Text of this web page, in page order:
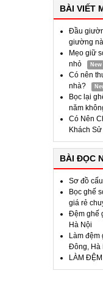
BÀI VIẾT
Đầu
giường
Mẹo giữ
nhỏ
New
Có nên
nhà?
Bọc lại
năm
Có Nên
Khách
BÀI ĐỌC
Sơ đồ
Bọc ghế
giá rẻ
Đệm ghế
Hà Nội
Làm
Đông, Hà
LÀM